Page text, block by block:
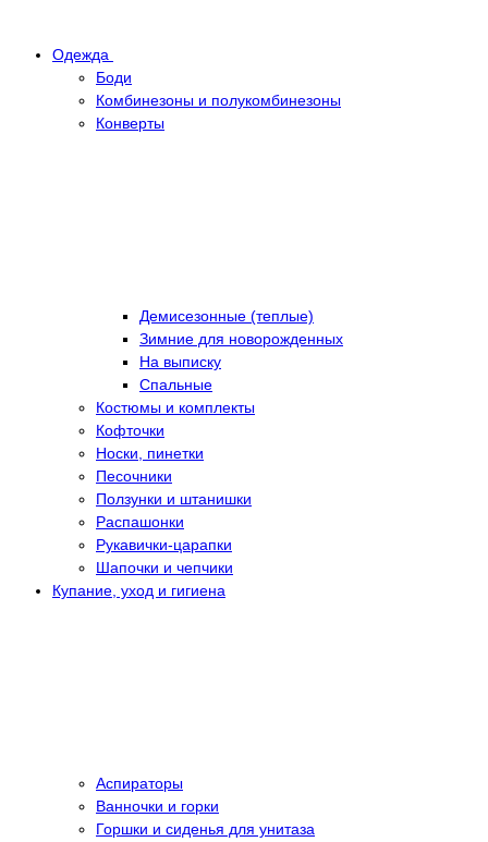
Одежда
Боди
Комбинезоны и полукомбинезоны
Конверты
Демисезонные (теплые)
Зимние для новорожденных
На выписку
Спальные
Костюмы и комплекты
Кофточки
Носки, пинетки
Песочники
Ползунки и штанишки
Распашонки
Рукавички-царапки
Шапочки и чепчики
Купание, уход и гигиена
Аспираторы
Ванночки и горки
Горшки и сиденья для унитаза